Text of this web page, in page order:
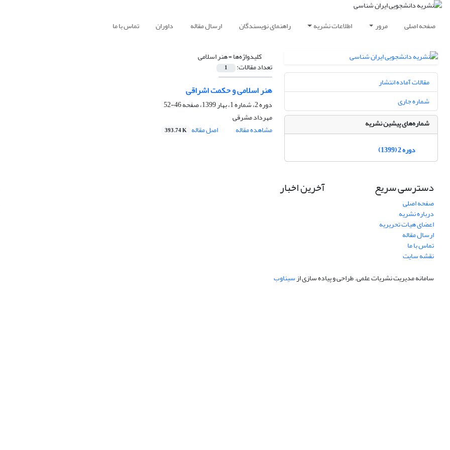
صفحه اصلی مرور اطلاعات نشریه راهنمای نویسندگان ارسال مقاله داوران تماس با ما
کلیدواژه‌ها =هنر اسلامی
تعداد مقالات: 1
هنر اسلامی و حکمت اشراقی
دوره 2، شماره 1، بهار 1399، صفحه
46-52
مهرداد مشرقی
مشاهده مقاله
اصل مقاله 393.74 K
مقالات آماده انتشار
شماره جاری
شماره‌های پیشین نشریه
دوره 2 (1399)
دسترسی سریع
صفحه اصلی
درباره نشریه
اعضای هیات تحریریه
ارسال مقاله
تماس با ما
نقشه سایت
آخرین اخبار
سامانه مدیریت نشریات علمی.طراحی و پیاده سازی ازسیناوب